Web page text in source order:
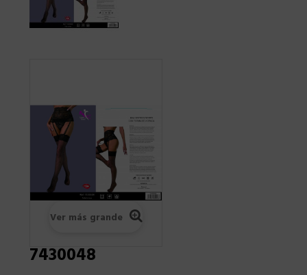
Ver más grande
7430048